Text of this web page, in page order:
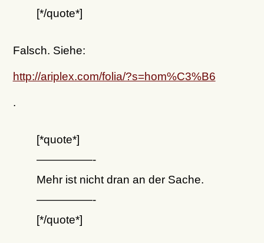
[*/quote*]
Falsch. Siehe:
http://ariplex.com/folia/?s=hom%C3%B6
.
[*quote*]
—————-
Mehr ist nicht dran an der Sache.
—————-
[*/quote*]